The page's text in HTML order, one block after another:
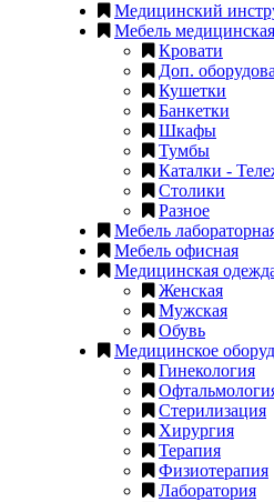
Медицинский
Мебель медицинская
Кровати
Доп.
Кушетки
Банкетки
Шкафы
Тумбы
Каталки -
Столики
Разное
Мебель
Мебель офисная
Медицинская
Женская
Мужская
Обувь
Медицинское
Гинекология
Стерилизация
Хирургия
Терапия
Физиотерапия
Лаборатория